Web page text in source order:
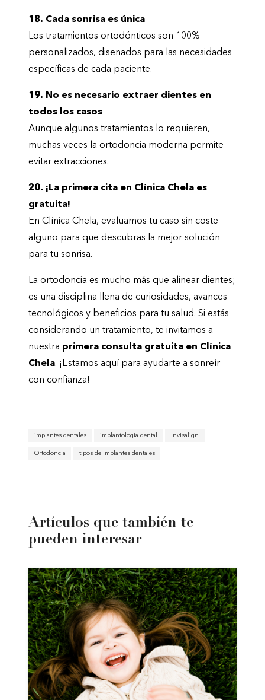
18. Cada sonrisa es única
Los tratamientos ortodónticos son 100%
personalizados, diseñados para las necesidades
específicas de cada paciente.
19. No es necesario extraer dientes en
todos los casos
Aunque algunos tratamientos lo requieren,
muchas veces la ortodoncia moderna permite
evitar extracciones.
20. ¡La primera cita en Clínica Chela es
gratuita!
En Clínica Chela, evaluamos tu caso sin coste
alguno para que descubras la mejor solución
para tu sonrisa.
La ortodoncia es mucho más que alinear dientes;
es una disciplina llena de curiosidades, avances
tecnológicos y beneficios para tu salud. Si estás
considerando un tratamiento, te invitamos a
nuestra primera consulta gratuita en Clínica
Chela. ¡Estamos aquí para ayudarte a sonreír
con confianza!
implantes dentales implantologia dental Invisalign
Ortodoncia tipos de implantes dentales
Artículos que también te
pueden interesar